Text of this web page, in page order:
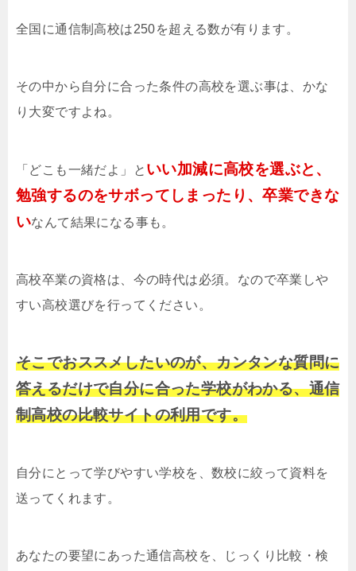
全国に通信制高校は250を超える数が有ります。
その中から自分に合った条件の高校を選ぶ事は、かな
り大変ですよね。
「どこも一緒だよ」と いい加減に高校を選ぶと、
勉強するのをサボってしまったり、卒業できな
いなんて結果になる事も。
高校卒業の資格は、今の時代は必須。なので卒業しや
すい高校選びを行ってください。
そこでおススメしたいのが、カンタンな質問に
答えるだけで自分に合った学校がわかる、通信
制高校の比較サイトの利用です。
自分にとって学びやすい学校を、数校に絞って資料を
送ってくれます。
あなたの要望にあった通信高校を、じっくり比較・検